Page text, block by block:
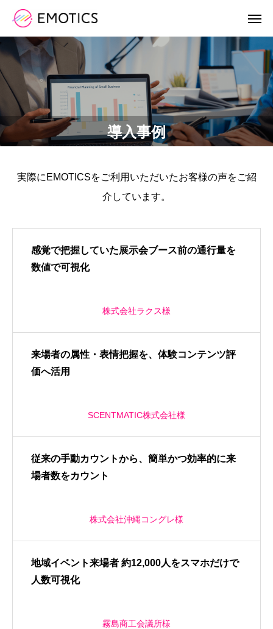
導入事例
実際にEMOTICSをご利用いただいたお客様の声をご紹
介しています。
感覚で把握していた展示会ブース前の通行量を
数値で可視化
株式会社ラクス様
来場者の属性・表情把握を、体験コンテンツ評
価へ活用
SCENTMATIC株式会社様
従来の手動カウントから、簡単かつ効率的に来
場者数をカウント
株式会社沖縄コングレ様
地域イベント来場者 約12,000人をスマホだけで
人数可視化
霧島商工会議所様